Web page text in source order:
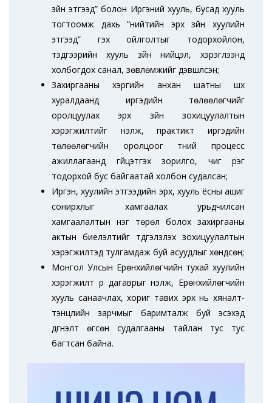
зүйн этгээд” болон Иргэний хууль, бусад хууль
тогтоомж дахь “нийтийн эрх зүйн хуулийн
этгээд” гэх ойлголтыг тодорхойлон,
тэдгээрийн хууль зүйн нийцэл, хэрэглээнд
холбогдох санал, зөвлөмжийг дэвшүүлсэн;
Захиргааны хэргийн анхан шатны шүүх
хуралдаанд иргэдийн төлөөлөгчийг
оролцуулах эрх зүйн зохицуулалтын
хэрэгжилтийг үнэлж, практикт иргэдийн
төлөөлөгчийн оролцоог түүний процесс
ажиллагаанд гүйцэтгэх зорилго, чиг үүрэг
тодорхой бус байгаатай холбон судалсан;
Иргэн, хуулийн этгээдийн эрх, хууль ёсны ашиг
сонирхлыг хамгаалах урьдчилсан
хамгаалалтын нэг төрөл болох захиргааны
актын биелэлтийг түдгэлзүүлэх зохицуулалтын
хэрэгжилтэд тулгамдаж буй асуудлыг хөндсөн;
Монгол Улсын Ерөнхийлөгчийн тухай хуулийн
хэрэгжилт үр дагаврыг үнэлж, Ерөнхийлөгчийн
хууль санаачлах, хориг тавих эрх нь хяналт-
тэнцлийн зарчмыг баримталж буй эсэхэд
дүгнэлт өгсөн судалгааны тайлан тус тус
багтсан байна.